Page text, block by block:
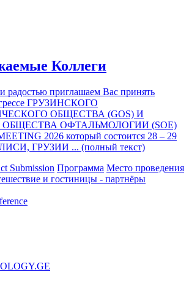
Коллеги
радостью приглашаем Вас принять
ГРУЗИНСКОГО
ОБЩЕСТВА (GOS) И
ОФТАЛЬМОЛОГИИ (SOE)
2026 который состоится 28 – 29
ГРУЗИИ ... (полный текст)
Submission Программа Место проведения
и гостиницы - партнёры